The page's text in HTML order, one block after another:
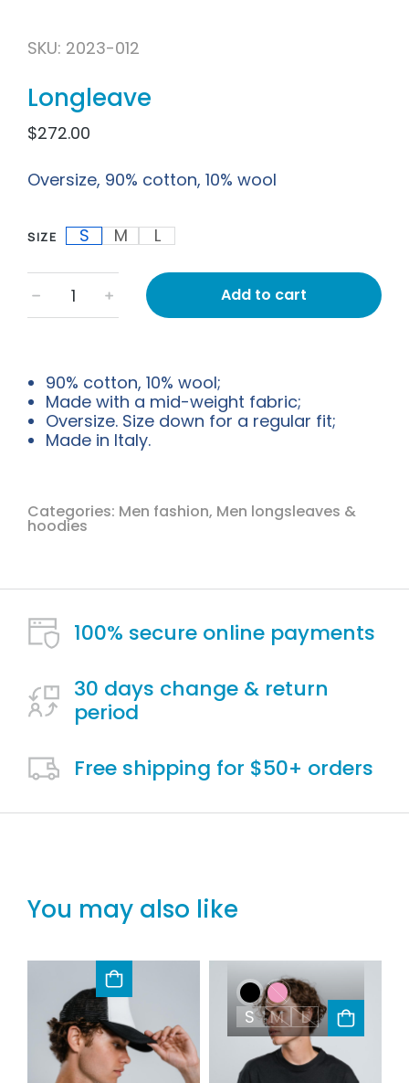
SKU: 2023-012
Longleave
$272.00
Oversize, 90% cotton, 10% wool
SIZE S M L
﹣ ﹢ Add to cart
90% cotton, 10% wool;
Made with a mid-weight fabric;
Oversize. Size down for a regular fit;
Made in Italy.
Categories: Men fashion, Men longsleaves &
hoodies
100% secure online payments
30 days change & return
period
Free shipping for $50+ orders
You may also like
S M L